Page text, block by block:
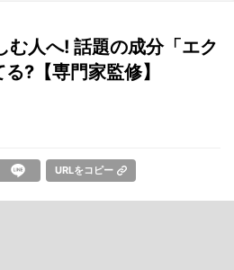
む人へ! 話題の成分「エク
?【専門家監修】
URLをコピー